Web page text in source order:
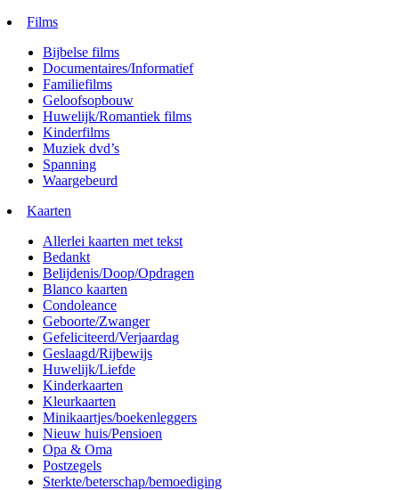
Films
Bijbelse films
Documentaires/Informatief
Familiefilms
Geloofsopbouw
Huwelijk/Romantiek films
Kinderfilms
Muziek dvd’s
Spanning
Waargebeurd
Kaarten
Allerlei kaarten met tekst
Bedankt
Belijdenis/Doop/Opdragen
Blanco kaarten
Condoleance
Geboorte/Zwanger
Gefeliciteerd/Verjaardag
Geslaagd/Rijbewijs
Huwelijk/Liefde
Kinderkaarten
Kleurkaarten
Minikaartjes/boekenleggers
Nieuw huis/Pensioen
Opa & Oma
Postzegels
Sterkte/beterschap/bemoediging